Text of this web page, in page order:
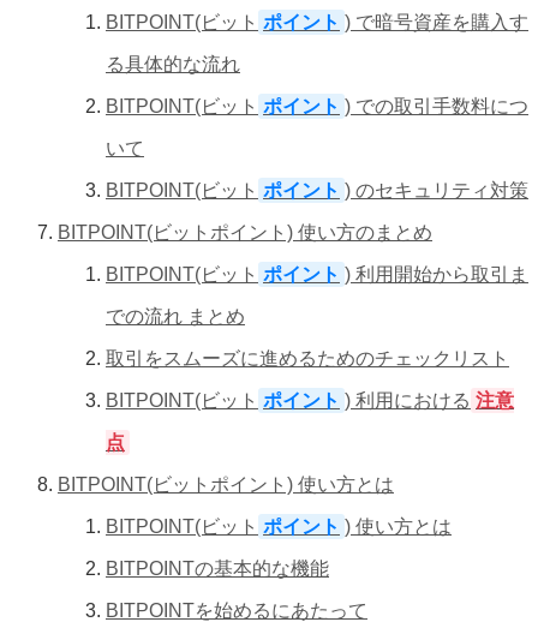
BITPOINT(ビット ポイント ) で暗号資産を購入す
る具体的な流れ
BITPOINT(ビット ポイント ) での取引手数料につ
いて
BITPOINT(ビット ポイント ) のセキュリティ対策
BITPOINT(ビットポイント) 使い方のまとめ
BITPOINT(ビット ポイント ) 利用開始から取引ま
での流れ まとめ
取引をスムーズに進めるためのチェックリスト
BITPOINT(ビット ポイント ) 利用における 注意
点
BITPOINT(ビットポイント) 使い方とは
BITPOINT(ビット ポイント ) 使い方とは
BITPOINTの基本的な機能
BITPOINTを始めるにあたって